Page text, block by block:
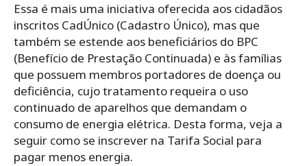
Essa é mais uma iniciativa oferecida aos cidadãos
inscritos CadÚnico (Cadastro Único), mas que
também se estende aos beneficiários do BPC
(Benefício de Prestação Continuada) e às famílias
que possuem membros portadores de doença ou
deficiência, cujo tratamento requeira o uso
continuado de aparelhos que demandam o
consumo de energia elétrica. Desta forma, veja a
seguir como se inscrever na Tarifa Social para
pagar menos energia.